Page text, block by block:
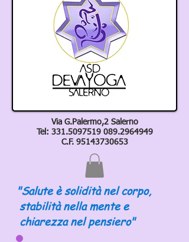
Via G.Palermo,2 Salerno
Tel: 331.5097519 089.2964949
C.F. 95143730653
"Salute è solidità nel corpo,
stabilità nella mente e
chiarezza nel pensiero"